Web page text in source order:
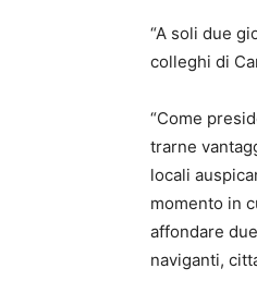
“A soli due
colleghi di
“Come
trarne
locali
momento in
affondare
naviganti,